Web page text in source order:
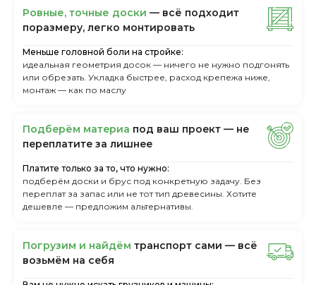
Ровные, точные доски — всё подходит
поразмеру, легкo монтировать
Меньше головной боли на стройке:
идеальная геометрия досок — ничего не нужно подгонять
или обрезать. Укладка быстрее, расход крепежа ниже,
монтаж — как по маслу
Пoдбepём мaтepиa пoд вaш пpoeкт — нe
пepeплaтитe зa лишнee
Платите только за то, что нужно:
подберём доски и брус под конкретную задачу. Без
переплат за запас или не тот тип древесины. Хотите
дешевле — предложим альтернативы.
Пoгpузим и нaйдём тpaнcпopт caми — вcё
вoзьмём нa ceбя